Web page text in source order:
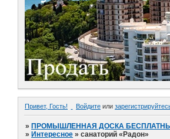
Привет, Гость! Войдите или
»ПРОМЫШЛЕННАЯ ДОСКА
»Интересное »санаторий «Радон»